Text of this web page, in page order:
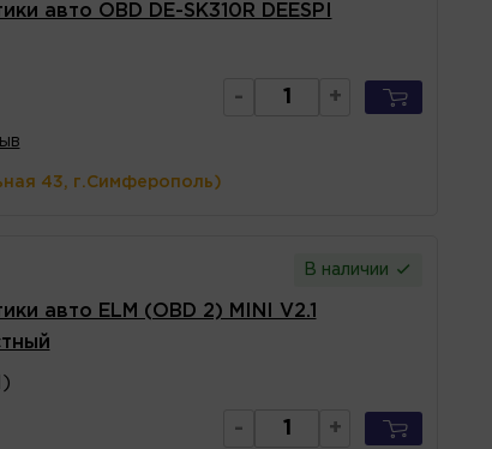
авто OBD DE-SK310R DEESPI
- +
43, г.Симферополь)
В наличии
авто ELM (OBD 2) MINI V2.1
- +